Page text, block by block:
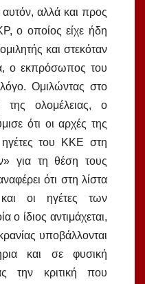
αλλά και προς
ο οποίος είχε ήδη
και στεκόταν
ο εκπρόσωπος του
Ομιλώντας στο
της ολομέλειας, ο
ότι οι αρχές της
του ΚΚΕ στη
για τη θέση τους
ότι στη λίστα
και οι ηγέτες των
ο ίδιος αντιμάχεται,
υποβάλλονται
και σε φυσική
την κριτική που